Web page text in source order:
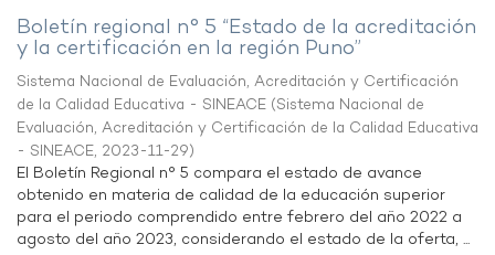
Boletín regional n° 5 “Estado de la acreditación
y la certificación en la región Puno”
Sistema Nacional de Evaluación, Acreditación y Certificación
de la Calidad Educativa - SINEACE (Sistema Nacional de
Evaluación, Acreditación y Certificación de la Calidad Educativa
- SINEACE, 2023-11-29)
El Boletín Regional n° 5 compara el estado de avance
obtenido en materia de calidad de la educación superior
para el periodo comprendido entre febrero del año 2022 a
agosto del año 2023, considerando el estado de la oferta, ...